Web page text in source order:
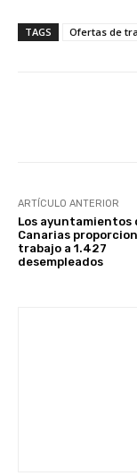
TAGS Ofertas de
ARTÍCULO ANTERIOR
Los ayuntamientos
Canarias
trabajo a 1.427
desempleados